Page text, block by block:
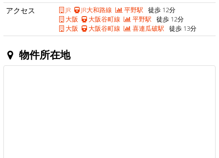
アクセス
JR JR大和路線 平野駅 徒歩 12分
大阪
大阪谷町線 平野駅 徒歩 12分
大阪
大阪谷町線 喜連瓜破駅 徒歩 13分
物件所在地